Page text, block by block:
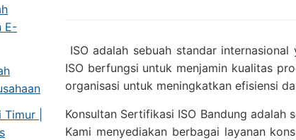
E-
|
ISO adalah sebuah standar
ISO berfungsi untuk menjamin kualitas
organisasi untuk meningkatkan efisiensi
Konsultan Sertifikasi ISO Bandung adalah
Kami menyediakan berbagai layanan